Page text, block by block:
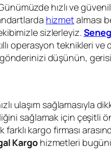
hızlı ve
hizmetalması
sizlerleyiz.
operasyon teknikleri
düşünün,
ulaşım sağlamasıyla
sağlamak için çeşitli
farklı kargo firması
Kargohizmetleri